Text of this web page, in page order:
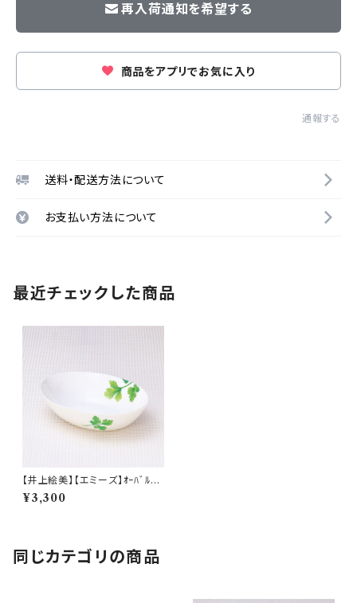
再入荷通知を希望する
商品をアプリでお気に入り
通報する
送料・配送方法について
お支払い方法について
最近チェックした商品
【井上絵美】【エミーズ】ｵｰﾊﾞﾙﾎﾞ
ｳﾙL【パセリ】AM20-3-T77
¥3,300
同じカテゴリの商品